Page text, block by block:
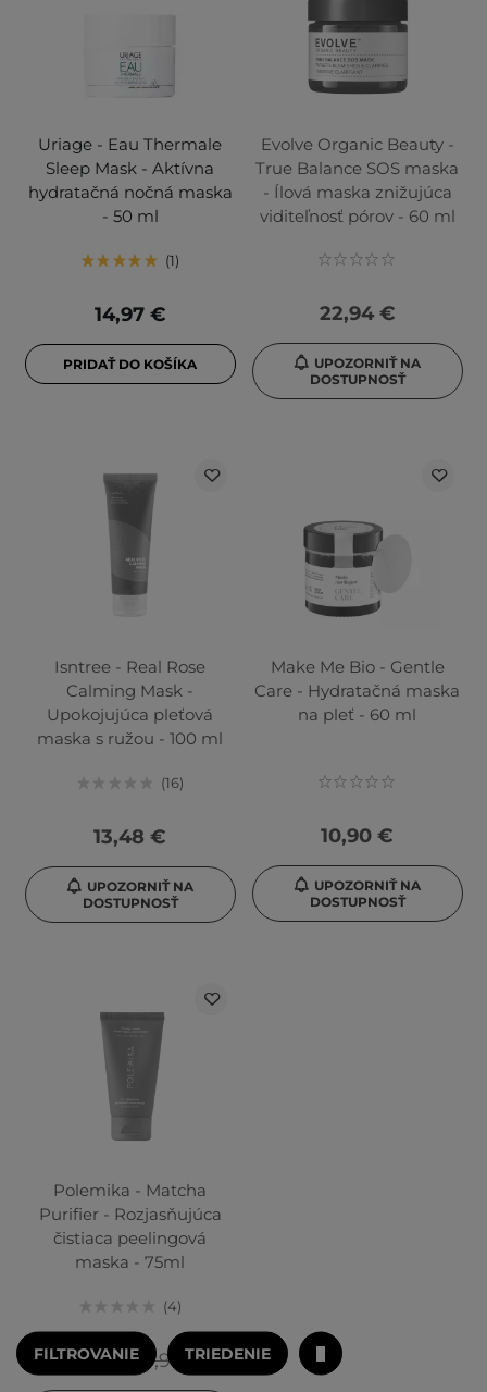
Uriage - Eau Thermale
Sleep Mask - Aktívna
hydratačná nočná maska
- 50 ml
1
14,97 €
PRIDAŤ DO KOŠÍKA
Evolve Organic Beauty -
True Balance SOS maska
- Ílová maska znižujúca
viditeľnosť pórov - 60 ml
22,94 €
UPOZORNIŤ NA
DOSTUPNOSŤ
Isntree - Real Rose
Calming Mask -
Upokojujúca pleťová
maska s ružou - 100 ml
16
13,48 €
UPOZORNIŤ NA
DOSTUPNOSŤ
Make Me Bio - Gentle
Care - Hydratačná maska
na pleť - 60 ml
10,90 €
UPOZORNIŤ NA
DOSTUPNOSŤ
Polemika - Matcha
Purifier - Rozjasňujúca
čistiaca peelingová
maska - 75ml
4
19,90 €
16,90 €
FILTROVANIE TRIEDENIE